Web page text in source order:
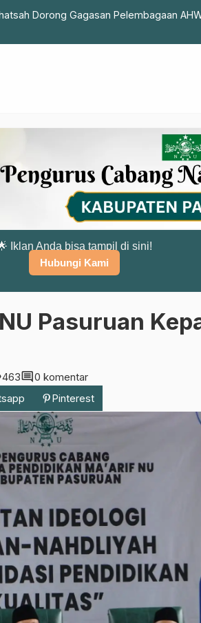
Dorong Gagasan Pelembagaan
Iklan Anda bisa tampil di sini!
Hubungi Kami
Pasuruan
463comment0 komentar
Pinterest